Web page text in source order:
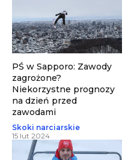
PŚ w Sapporo: Zawody
zagrożone?
Niekorzystne prognozy
na dzień przed
zawodami
Skoki narciarskie
15 lut 2024